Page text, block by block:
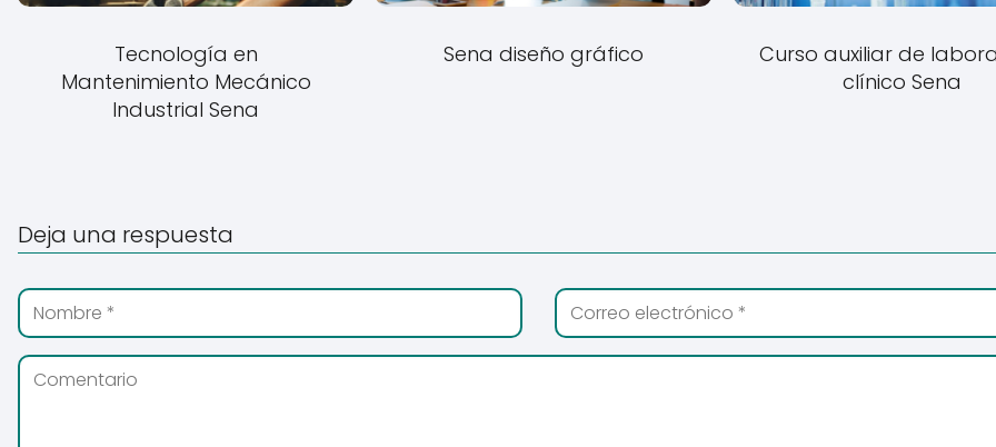
Tecnología en
Mantenimiento Mecánico
Industrial Sena
Sena diseño gráfico
Curso auxiliar de
clínico Sena
Deja una respuesta